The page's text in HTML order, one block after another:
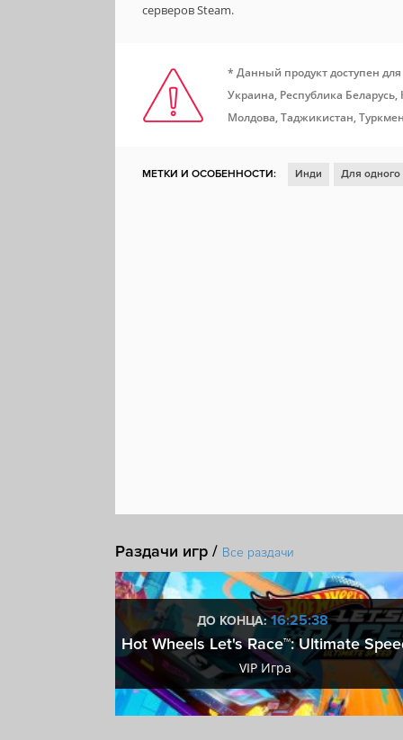
серверов Steam.
* Данный продукт доступен
Украина, Республика
Молдова, Таджикистан,
МЕТКИ И ОСОБЕННОСТИ: Инди Для одного
Раздачи игр / Все раздачи
ДО КОНЦА:16:25:37
Hot Wheels Let's Race™: Ultimate
VIP Игра